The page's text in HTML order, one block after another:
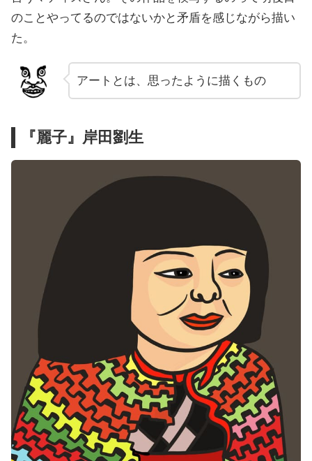
のことやってるのではないかと矛盾を感じながら描い
た。
アートとは、思ったように描くもの
『麗子』岸田劉生